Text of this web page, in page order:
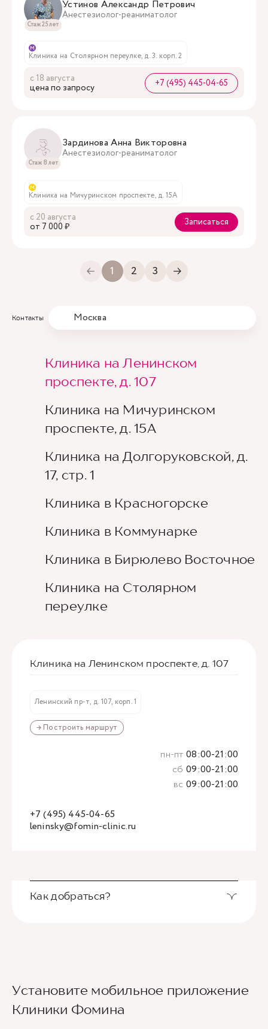
Стаж 25 лет
Устинов Александр Петрович
Анестезиолог-реаниматолог
м
Клиника на Столярном переулке, д. 3. корп. 2
с 18 августа
цена по запросу
+7 (495) 445-04-65
Стаж 8 лет
Зардинова Анна Викторовна
Анестезиолог-реаниматолог
м
Клиника на Мичуринском проспекте, д. 15А
с 20 августа
oт 7 000 ₽
Записаться
1 2 3
Контакты Москва
Клиника на Ленинском
проспекте, д. 107
Клиника на Мичуринском
проспекте, д. 15А
Клиника на Долгоруковской, д.
17, стр. 1
Клиника в Красногорске
Клиника в Коммунарке
Клиника в Бирюлево Восточное
Клиника на Столярном
переулке
Клиника на Ленинском проспекте, д. 107
Ленинский пр-т, д. 107, корп. 1
→ Построить маршрут
leninsky@fomin-clinic.ru
+7 (495) 445-04-65
пн-пт 08:00-21:00
сб 09:00-21:00
вс 09:00-21:00
Как добраться?
второй вестибюль, далее направо. По улице
Новаторов движемся прямо, спускаемся по
лестнице и идем вдоль школ (путь лежит между
Установите мобильное приложение
Клиники Фомина